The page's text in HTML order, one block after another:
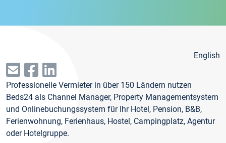
English
Professionelle Vermieter in über 150 Ländern nutzen
Beds24 als Channel Manager, Property Managementsystem
und Onlinebuchungssystem für Ihr Hotel, Pension, B&B,
Ferienwohnung, Ferienhaus, Hostel, Campingplatz, Agentur
oder Hotelgruppe.